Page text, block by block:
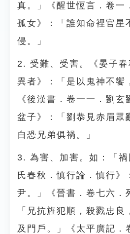
真。」《醒世恆言．卷一
孤女》：「誰知命裡官星
侵。」
2. 受難、受害。《晏子
異者》：「是以鬼神不饗
《後漢書．卷一一．劉玄
盆子》：「劉恭見赤眉眾
自恐兄弟俱禍。」
3. 為害、加害。如：「禍
氏春秋．慎行論．慎行》
尹。」《晉書．卷七六．
「兄抗旌犯順，殺戮忠良
及門戶。」《太平廣記．